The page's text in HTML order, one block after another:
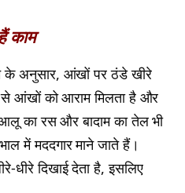
काम
के अनुसार, आंखों पर ठंडे खीरे
आंखों को आराम मिलता है और
का रस और बादाम का तेल भी
में मददगार माने जाते हैं।
धीरे दिखाई देता है, इसलिए